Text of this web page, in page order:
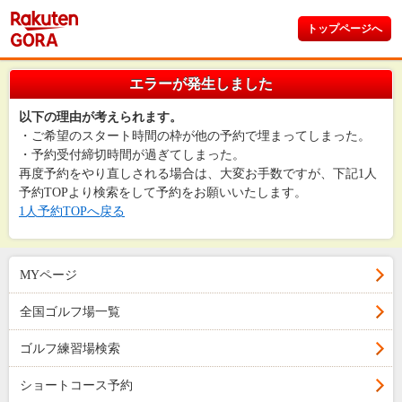
トップページへ
エラーが発生しました
以下の理由が考えられます。
・ご希望のスタート時間の枠が他の予約で埋まってしまった。
・予約受付締切時間が過ぎてしまった。
再度予約をやり直しされる場合は、大変お手数ですが、下記1人
予約TOPより検索をして予約をお願いいたします。
1人予約TOPへ戻る
MYページ
全国ゴルフ場一覧
ゴルフ練習場検索
ショートコース予約